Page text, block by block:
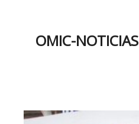
OMIC-NOTICIAS